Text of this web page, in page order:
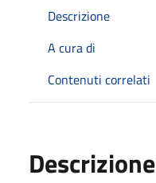
Descrizione
A cura di
Contenuti correlati
Descrizione